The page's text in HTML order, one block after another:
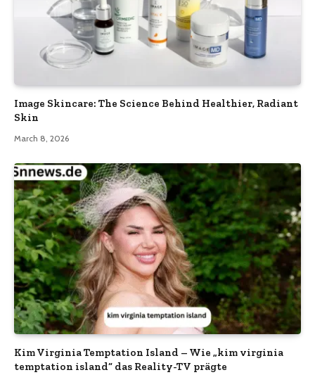
Image Skincare: The Science Behind Healthier, Radiant
Skin
March 8, 2026
Kim Virginia Temptation Island – Wie „kim virginia
temptation island“ das Reality-TV prägte